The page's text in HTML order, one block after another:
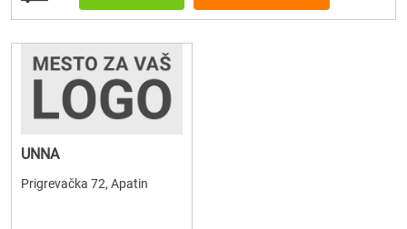
UNNA
Prigrevačka 72, Apatin